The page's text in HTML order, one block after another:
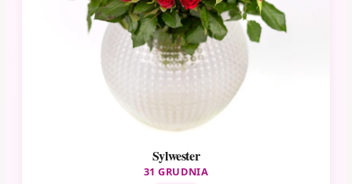
Sylwester
31 GRUDNIA